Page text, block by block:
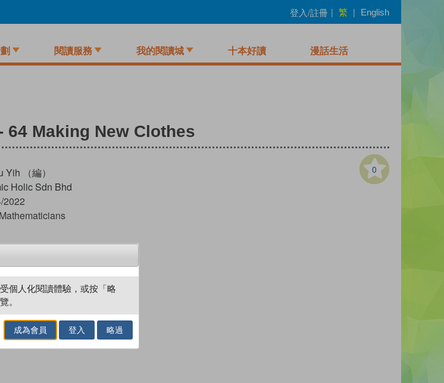
登入/註冊 | 繁 | English
閱讀服務 我的閱讀城 十本好讀 漫話生活
Making New Clothes
0
Yih （編）
Holic Sdn Bhd
2022
閲 加入閱讀紀錄
讀電子書
個人化閱讀體驗，或按「略
。
成為會員 登入 略過